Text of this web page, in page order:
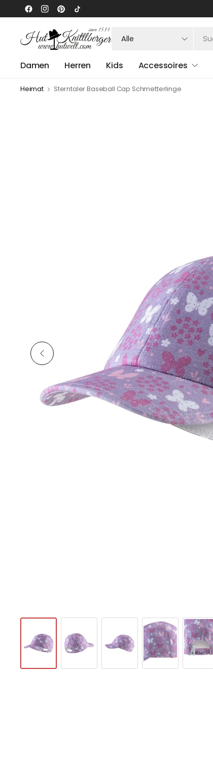
Sie
irgendetwas
Damen Herren Kids Accessoires
Heimat
Sterntaler Baseball Cap Schmetterlinge